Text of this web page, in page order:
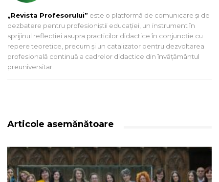
„Revista Profesorului” este o platformă de comunicare și de
dezbatere pentru profesioniștii educației, un instrument în
sprijinul reflecției asupra practicilor didactice în conjuncție cu
repere teoretice, precum și un catalizator pentru dezvoltarea
profesională continuă a cadrelor didactice din învățământul
preuniversitar.
Articole asemănătoare